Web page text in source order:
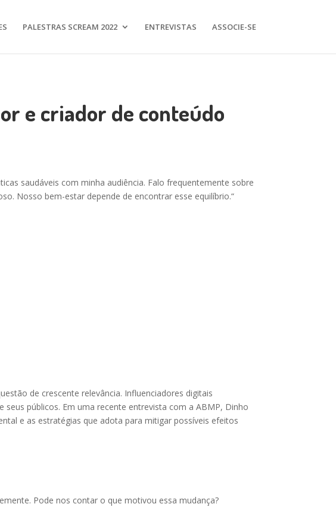
PALESTRAS SCREAM 2022 ENTREVISTAS ASSOCIE-SE
e criador de conteúdo
saudáveis com minha audiência. Falo frequentemente sobre
Nosso bem-estar depende de encontrar esse equilíbrio.“
de crescente relevância. Influenciadores digitais
públicos. Em uma recente entrevista com a ABMP, Dinho
e as estratégias que adota para mitigar possíveis efeitos
Pode nos contar o que motivou essa mudança?